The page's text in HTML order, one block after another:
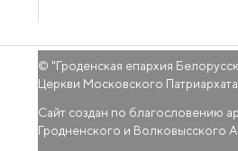
© "Гроденская епархия
Церкви Московского Патриархата
Сайт создан по благословению
Гродненского и Волковысского